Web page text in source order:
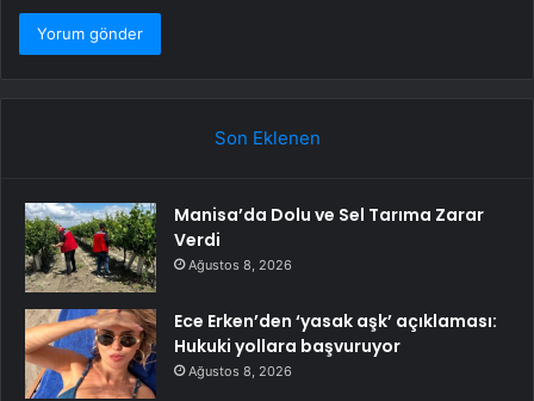
Son Eklenen
Manisa’da Dolu ve Sel Tarıma Zarar
Verdi
Ağustos 8, 2026
Ece Erken’den ‘yasak aşk’ açıklaması:
Hukuki yollara başvuruyor
Ağustos 8, 2026